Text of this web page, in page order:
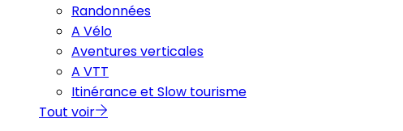
Randonnées
A Vélo
Aventures verticales
A VTT
Itinérance et Slow tourisme
Tout voir